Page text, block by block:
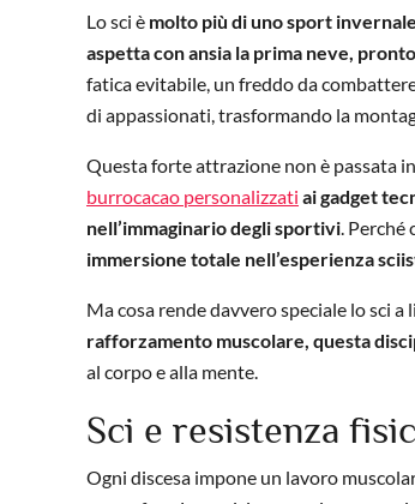
Lo sci è molto più di uno sport invernale
aspetta con ansia la prima neve,
fatica evitabile, un freddo da
di appassionati, trasformando la
Questa forte attrazione non è passata
burrocacao personalizzati ai gadget
nell’immaginario degli sportivi. Perché
immersione totale nell’esperienza
Ma cosa rende davvero speciale lo sci a
rafforzamento muscolare, questa
al corpo e alla mente.
Sci e resistenza
Ogni discesa impone un lavoro